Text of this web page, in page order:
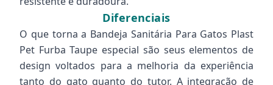
Diferenciais
O que torna a Bandeja Sanitária Para Gatos Plast
Pet Furba Taupe especial são seus elementos de
design voltados para a melhoria da experiência
tanto do gato quanto do tutor. A integração de